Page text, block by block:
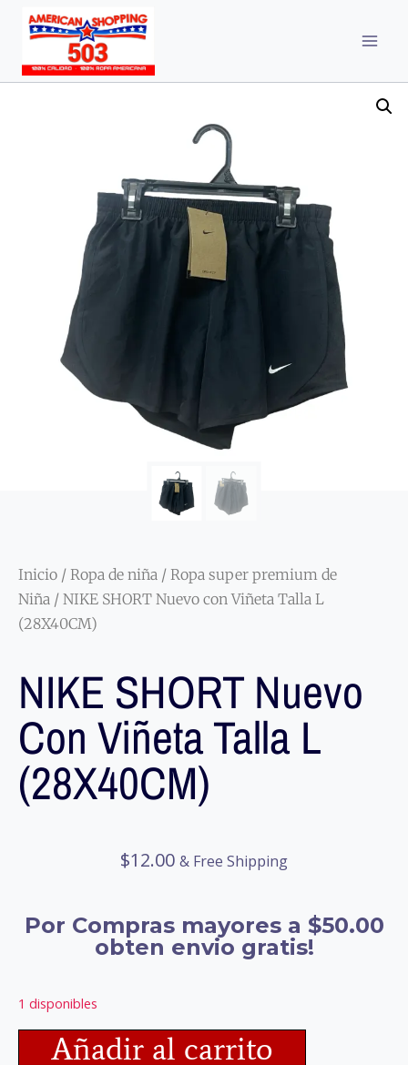
Inicio / Ropa de niña / Ropa super premium de
Niña / NIKE SHORT Nuevo con Viñeta Talla L
(28X40CM)
NIKE SHORT Nuevo
Con Viñeta Talla L
(28X40CM)
$12.00 & Free Shipping
Por Compras mayores a $50.00
obten envio gratis!
1 disponibles
Añadir al carrito